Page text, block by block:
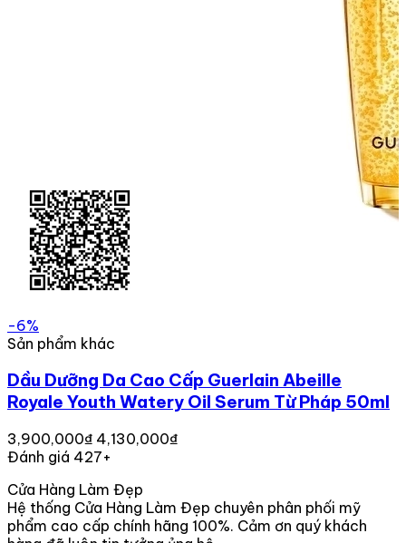
-6%
Sản phẩm khác
Dầu Dưỡng Da Cao Cấp Guerlain Abeille
Royale Youth Watery Oil Serum Từ Pháp 50ml
3,900,000₫ 4,130,000₫
Đánh giá 427+
Cửa Hàng Làm Đẹp
Hệ thống Cửa Hàng Làm Đẹp chuyên phân phối mỹ
phẩm cao cấp chính hãng 100%. Cảm ơn quý khách